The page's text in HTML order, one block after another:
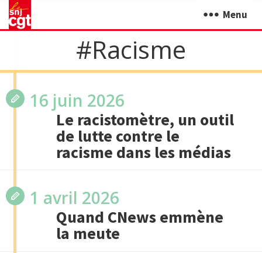
Menu
#Racisme
16 juin 2026
Le racistomètre, un outil
de lutte contre le
racisme dans les médias
1 avril 2026
Quand CNews emmène
la meute